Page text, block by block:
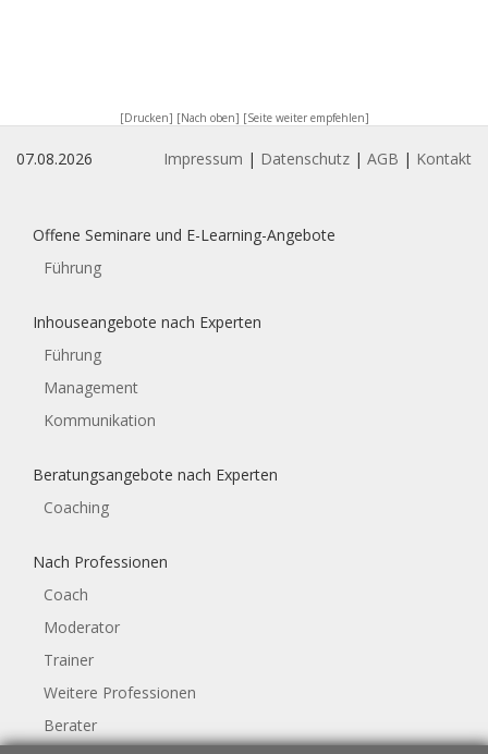
[Drucken] [Nach oben] [Seite weiter empfehlen]
07.08.2026 Impressum | Datenschutz | AGB | Kontakt
Offene Seminare und E-Learning-Angebote
Führung
Inhouseangebote nach Experten
Führung
Management
Kommunikation
Beratungsangebote nach Experten
Coaching
Nach Professionen
Coach
Moderator
Trainer
Weitere Professionen
Berater